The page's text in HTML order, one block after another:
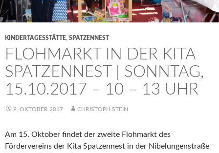
KINDERTAGESSTÄTTE, SPATZENNEST
FLOHMARKT IN DER KITA
SPATZENNEST | SONNTAG,
15.10.2017 – 10 – 13 UHR
9. OKTOBER 2017 CHRISTOPH.STEIN
Am 15. Oktober findet der zweite Flohmarkt des
Fördervereins der Kita Spatzennest in der Nibelungenstraße